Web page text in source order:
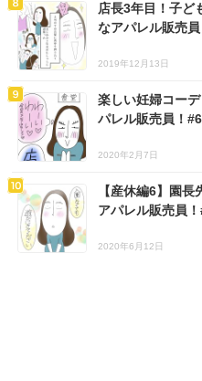
店長3年目！子ど
なアパレル販売
2019年12月13日
楽しい妊婦コー
パレル販売員！#6
2020年2月7日
【産休編6】園
アパレル販売員
2020年6月12日